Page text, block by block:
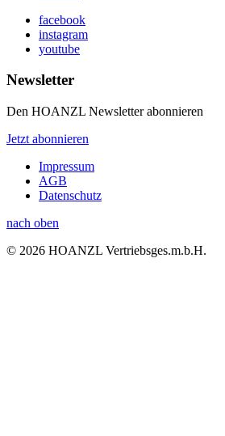
facebook
instagram
youtube
Newsletter
Den HOANZL Newsletter abonnieren
Jetzt abonnieren
Impressum
AGB
Datenschutz
nach oben
© 2026 HOANZL Vertriebsges.m.b.H.